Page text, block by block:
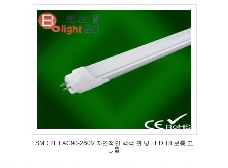
SMD 2FT AC90-260V 자연적인 백색 관 빛 LED T8 보충 고
능률